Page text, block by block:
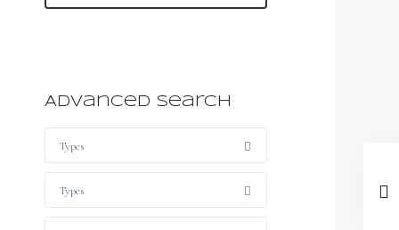
Advanced Search
Types
Types